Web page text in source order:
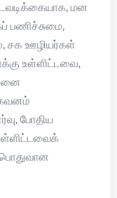
மன
பணிச்சுமை,
சக ஊழியர்கள்
உள்ளிட்டவை,
கவனம்
போதிய